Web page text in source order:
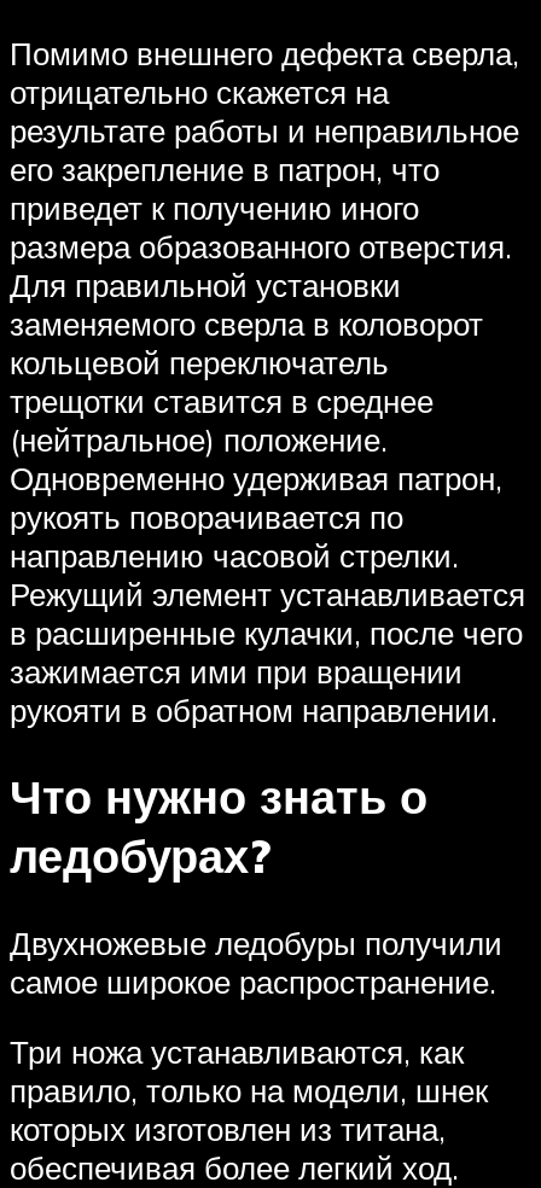
Помимо внешнего дефекта сверла,
отрицательно скажется на
результате работы и неправильное
его закрепление в патрон, что
приведет к получению иного
размера образованного отверстия.
Для правильной установки
заменяемого сверла в коловорот
кольцевой переключатель
трещотки ставится в среднее
(нейтральное) положение.
Одновременно удерживая патрон,
рукоять поворачивается по
направлению часовой стрелки.
Режущий элемент устанавливается
в расширенные кулачки, после чего
зажимается ими при вращении
рукояти в обратном направлении.
Что нужно знать о
ледобурах?
Двухножевые ледобуры получили
самое широкое распространение.
Три ножа устанавливаются, как
правило, только на модели, шнек
которых изготовлен из титана,
обеспечивая более легкий ход.